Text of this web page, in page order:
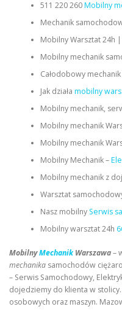
511 220 260Mobilny
Mechanik
Mobilny Warsztat 24h |
Mobilny mechanik
Całodobowy
Jak działa mobilny
Mobilny mechanik,
Mobilny mechanik
Mobilny mechanik
Mobilny Mechanik –
Mobilny mechanik z
Warsztat
Nasz mobilny Serwis
Mobilny warsztat 24h
MobilnyMechanikWarszawa–
mechanika samochodów
– Serwis Samochodowy,
dojedziemy do klienta w stolicy.
osobowych oraz maszyn.